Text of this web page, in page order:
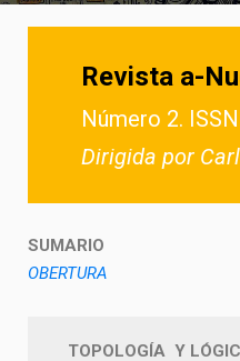
Revista a-
Número 2.
Dirigida por
SUMARIO
OBERTURA
TOPOLOGÍA Y